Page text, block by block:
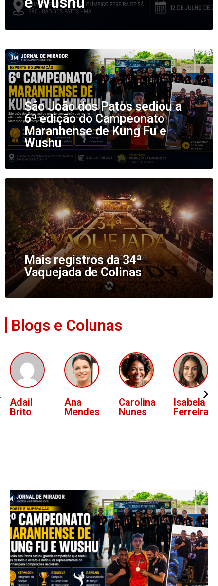
São João dos Patos sediou a
6ª edição do Campeonato
Maranhense de Kung Fu e
Wushu
Mais registros da 34ª
Vaquejada de Colinas
Blogs e Colunas
Ana
Mendes
Carolina
Nunes
Isabela
Ferreira
Lucas
Oliveira